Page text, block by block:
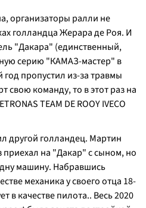
организаторы ралли не
голландца Жерара де Роя. И
"Дакара" (единственный,
серию "КАМАЗ-мастер" в
пропустил из-за травмы
свою команду, то в этот раз на
TEAM DE ROOY IVECO
другой голландец. Мартин
приехал на "Дакар" с сыном, но
машину. Набравшись
механика у своего отца 18-
в качестве пилота.. Весь 2020